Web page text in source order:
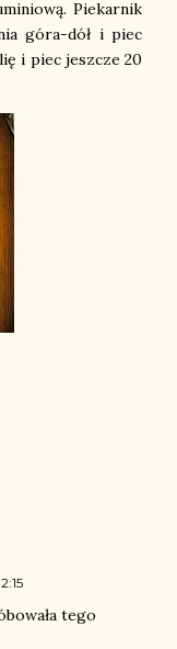
Piekarnik
góra-dół i piec
i piec jeszcze 20
tego